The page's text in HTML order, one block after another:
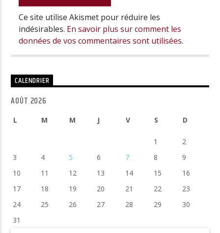
Ce site utilise Akismet pour réduire les
indésirables. En savoir plus sur comment les
données de vos commentaires sont utilisées.
CALENDRIER
AOÛT 2026
L M M J V S D
1
2
3
4 5 6 7 8
9
10
11 12 13 14 15
16
17
18 19 20 21 22
23
24
25 26 27 28 29
30
31